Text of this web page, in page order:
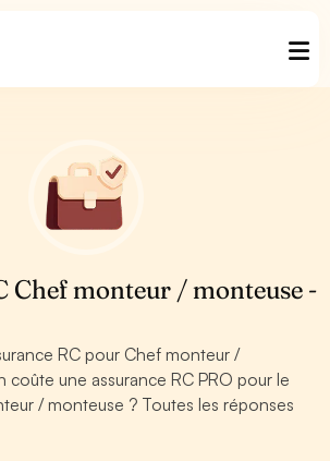
Chef monteur / monteuse -
RC pour Chef monteur /
une assurance RC PRO pour le
/ monteuse ? Toutes les réponses